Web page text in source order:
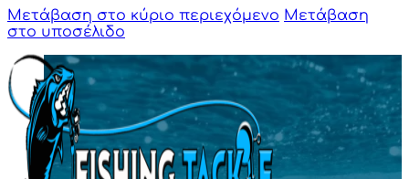
Μετάβαση στο κύριο περιεχόμενο Μετάβαση
στο υποσέλιδο